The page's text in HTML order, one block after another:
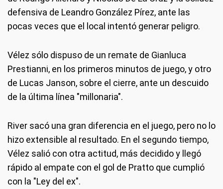
defensiva de Leandro González Pírez, ante las
pocas veces que el local intentó generar peligro.
Vélez sólo dispuso de un remate de Gianluca
Prestianni, en los primeros minutos de juego, y otro
de Lucas Janson, sobre el cierre, ante un descuido
de la última línea "millonaria".
River sacó una gran diferencia en el juego, pero no lo
hizo extensible al resultado. En el segundo tiempo,
Vélez salió con otra actitud, más decidido y llegó
rápido al empate con el gol de Pratto que cumplió
con la "Ley del ex".